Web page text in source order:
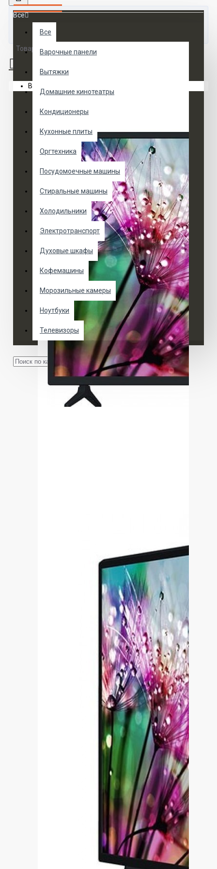
Все
Все
Варочные панели
Вытяжки
Домашние кинотеатры
Кондиционеры
Кухонные плиты
Оргтехника
Посудомоечные машины
Стиральные машины
Холодильники
Электротранспорт
Духовые шкафы
Кофемашины
Морозильные камеры
Ноутбуки
Телевизоры
Товаров 0 (0 руб.)
Ваша корзина пуста!